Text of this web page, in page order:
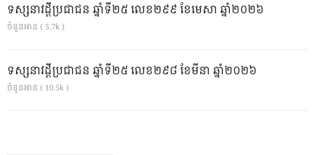
ទស្សនាវដ្ដីប្រជាជន ឆ្នាំទី២៥ លេខ២៩៩ ខែមេសា ឆ្នាំ២០២៦
ចំនួនអាន ( 5.7k )
ទស្សនាវដ្ដីប្រជាជន ឆ្នាំទី២៥ លេខ២៩៨ ខែមីនា ឆ្នាំ២០២៦
ចំនួនអាន ( 10.5k )